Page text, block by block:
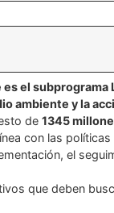
es el subprograma
ambiente y la
de 1345
con las
el
que deben